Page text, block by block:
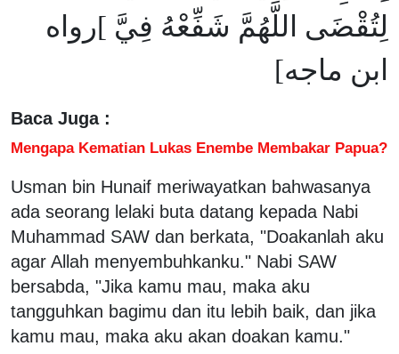
لِتُقْضَى اللَّهُمَّ شَفِّعْهُ فِيَّ ]رواه
ابن ماجه]
Baca Juga :
Mengapa Kematian Lukas Enembe Membakar Papua?
Usman bin Hunaif meriwayatkan bahwasanya
ada seorang lelaki buta datang kepada Nabi
Muhammad SAW dan berkata, "Doakanlah aku
agar Allah menyembuhkanku." Nabi SAW
bersabda, "Jika kamu mau, maka aku
tangguhkan bagimu dan itu lebih baik, dan jika
kamu mau, maka aku akan doakan kamu."